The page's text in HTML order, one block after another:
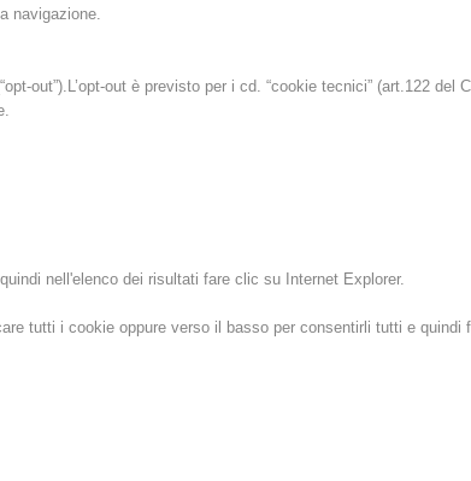
navigazione.
out”).L’opt-out è previsto per i cd. “cookie tecnici” (art.122 del
nell'elenco dei risultati fare clic su Internet Explorer.
tutti i cookie oppure verso il basso per consentirli tutti e quindi